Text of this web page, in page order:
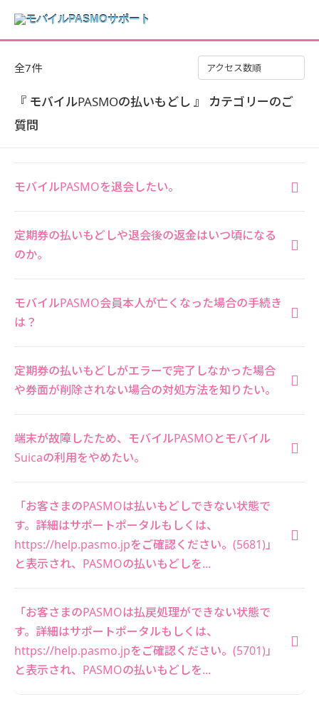
アクセス数順
『 モバイルPASMOの払いもどし 』 カテゴリーのご
質問
全7件
モバイルPASMOを退会したい。
定期券の払いもどしや退会後の返金はいつ頃になる
のか。
モバイルPASMO会員本人が亡くなった場合の手続き
は？
定期券の払いもどしがエラーで完了しなかった場合
や券面が削除されない場合の対処方法を知りたい。
端末が故障したため、モバイルPASMOとモバイル
Suicaの利用をやめたい。
「お客さまのPASMOは払いもどしできない状態で
す。詳細はサポートポータルもしくは、
https://help.pasmo.jpをご確認ください。(5681)」
と表示され、PASMOの払いもどしを...
「お客さまのPASMOは払戻処理ができない状態で
す。詳細はサポートポータルもしくは、
https://help.pasmo.jpをご確認ください。(5701)」
と表示され、PASMOの払いもどしを...